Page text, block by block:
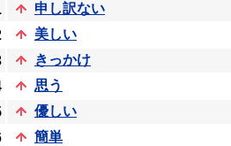
申し訳ない
美しい
きっかけ
思う
優しい
簡単